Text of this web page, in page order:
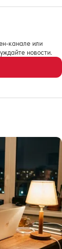
канале или
новости.